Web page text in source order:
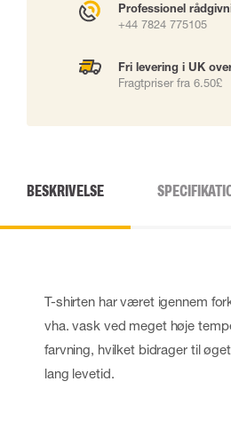
Professionel
+44 7824 775105
Fri levering i UK
Fragtpriser fra 6.50£
BESKRIVELSE
T-shirten har været igennem
vha. vask ved meget høje
farvning, hvilket bidrager til
lang levetid.